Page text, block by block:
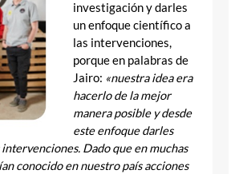
investigación y darles
un enfoque científico a
las intervenciones,
porque en palabras de
Jairo: «nuestra idea era
hacerlo de la mejor
manera posible y desde
este enfoque darles
Dado que en muchas
conocido en nuestro país acciones